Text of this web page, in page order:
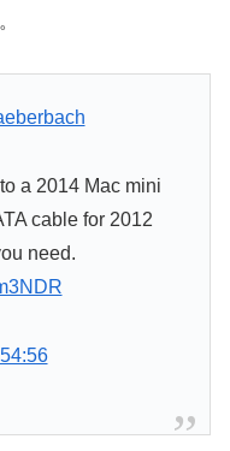
a 2014 Mac mini
cable for 2012
need.